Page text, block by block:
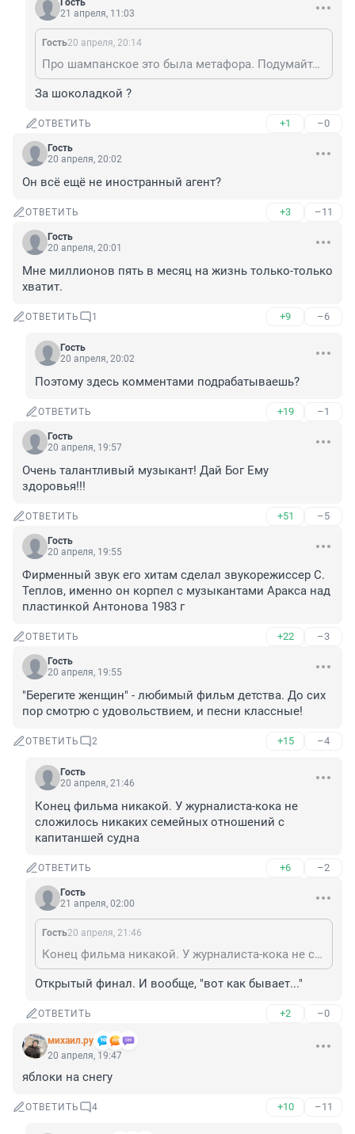
Гость
21 апреля, 11:03
Гость20 апреля, 20:14
Про шампанское это была метафора. Подумайте, что за девушки ходят к богатым старичкам, и зачем. Точно не за шампанским.
За шоколадкой ?
ОТВЕТИТЬ +1 –0
Гость
20 апреля, 20:02
Он всё ещё не иностранный агент?
ОТВЕТИТЬ +3 –11
Гость
20 апреля, 20:01
Мне миллионов пять в месяц на жизнь только-только
хватит.
ОТВЕТИТЬ 1 +9 –6
Гость
20 апреля, 20:02
Поэтому здесь комментами подрабатываешь?
ОТВЕТИТЬ +19 –1
Гость
20 апреля, 19:57
Очень талантливый музыкант! Дай Бог Ему
здоровья!!!
ОТВЕТИТЬ +51 –5
Гость
20 апреля, 19:55
Фирменный звук его хитам сделал звукорежиссер С.
Теплов, именно он корпел с музыкантами Аракса над
пластинкой Антонова 1983 г
ОТВЕТИТЬ +22 –3
Гость
20 апреля, 19:55
"Берегите женщин" - любимый фильм детства. До сих
пор смотрю с удовольствием, и песни классные!
ОТВЕТИТЬ 2 +15 –4
Гость
20 апреля, 21:46
Конец фильма никакой. У журналиста-кока не
сложилось никаких семейных отношений с
капитаншей судна
ОТВЕТИТЬ +6 –2
Гость
21 апреля, 02:00
Гость20 апреля, 21:46
Конец фильма никакой. У журналиста-кока не сложилось никаких семейных отношений с капитаншей судна
Открытый финал. И вообще, "вот как бывает..."
ОТВЕТИТЬ +2 –0
михаил.ру
20 апреля, 19:47
яблоки на снегу
ОТВЕТИТЬ 4 +10 –11